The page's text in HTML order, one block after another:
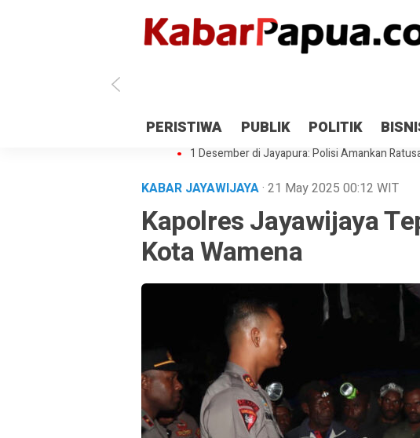
PERISTIWA PUBLIK POLITIK
Antisipasi 1 Desember, TNI Polri Patroli 2×24
Gedung Perpustakaan SMPN 5 Sentani
1 Desember di Jayapura: Polisi Amankan
KABAR JAYAWIJAYA· 21 May 2025 00:12 WIT
Kapolres Jayawijaya
Kota Wamena